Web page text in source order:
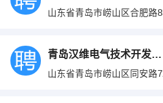
山东省青岛市崂山区合肥路
青岛汉维电气技术开发有限公司
山东省青岛市崂山区同安路